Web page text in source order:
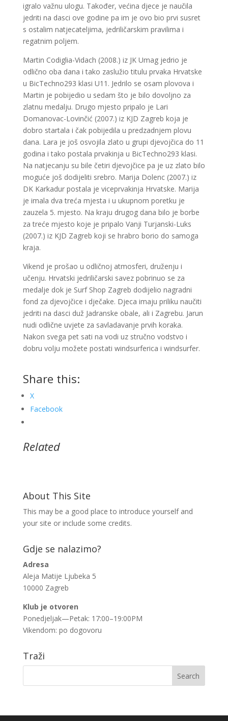
igralo važnu ulogu. Također, većina djece je naučila
jedriti na dasci ove godine pa im je ovo bio prvi susret
s ostalim natjecateljima, jedriličarskim pravilima i
regatnim poljem.
Martin Codiglia-Vidach (2008.) iz JK Umag jedrio je
odlično oba dana i tako zaslužio titulu prvaka Hrvatske
u BicTechno293 klasi U11. Jedrilo se osam plovova i
Martin je pobijedio u sedam što je bilo dovoljno za
zlatnu medalju. Drugo mjesto pripalo je Lari
Domanovac-Lovinčić (2007.) iz KJD Zagreb koja je
dobro startala i čak pobijedila u predzadnjem plovu
dana. Lara je još osvojila zlato u grupi djevojčica do 11
godina i tako postala prvakinja u BicTechno293 klasi.
Na natjecanju su bile četiri djevojčice pa je uz zlato bilo
moguće još dodijeliti srebro. Marija Dolenc (2007.) iz
DK Karkadur postala je viceprvakinja Hrvatske. Marija
je imala dva treća mjesta i u ukupnom poretku je
zauzela 5. mjesto. Na kraju drugog dana bilo je borbe
za treće mjesto koje je pripalo Vanji Turjanski-Luks
(2007.) iz KJD Zagreb koji se hrabro borio do samoga
kraja.
Vikend je prošao u odličnoj atmosferi, druženju i
učenju. Hrvatski jedriličarski savez pobrinuo se za
medalje dok je Surf Shop Zagreb dodijelio nagradni
fond za djevojčice i dječake. Djeca imaju priliku naučiti
jedriti na dasci duž Jadranske obale, ali i Zagrebu. Jarun
nudi odlične uvjete za savladavanje prvih koraka.
Nakon svega pet sati na vodi uz stručno vodstvo i
dobru volju možete postati windsurferica i windsurfer.
Share this:
X
Facebook
Related
About This Site
This may be a good place to introduce yourself and
your site or include some credits.
Gdje se nalazimo?
Adresa
Aleja Matije Ljubeka 5
10000 Zagreb
Klub je otvoren
Ponedjeljak—Petak: 17:00–19:00PM
Vikendom: po dogovoru
Traži